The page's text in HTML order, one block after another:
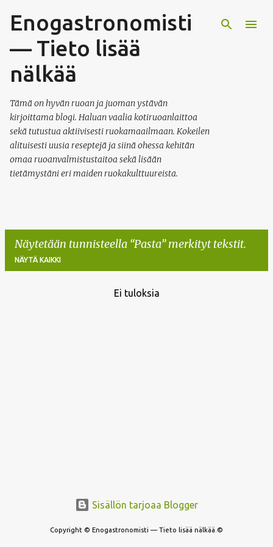
Siirry pääsisältöön
Enogastronomisti
— Tieto lisää
nälkää
Tämä on hyvän ruoan ja juoman ystävän
kirjoittama blogi. Haluan vaalia kotiruoanlaittoa
sekä tutustua aktiivisesti ruokamaailmaan. Kokeilen
alituisesti uusia reseptejä ja siinä ohessa kehitän
omaa ruoanvalmistustaitoa sekä lisään
tietämystäni eri maiden ruokakulttuureista.
Näytetään tunnisteella Pasta merkityt tekstit.
NÄYTÄ KAIKKI
Ei tuloksia
Sisällön tarjoaa Blogger
Copyright © Enogastronomisti — Tieto lisää nälkää.©